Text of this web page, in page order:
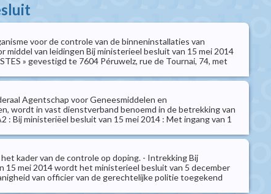
voor de controle van de binneninstallaties van
middel van leidingen Bij ministerieel besluit van 15 mei 2014
» gevestigd te 7604 Péruwelz, rue de Tournai, 74, met
Agentschap voor Geneesmiddelen en
wordt in vast dienstverband benoemd in de betrekking van
: Bij ministeriëel besluit van 15 mei 2014 : Met ingang van 1
kader van de controle op doping. - Intrekking Bij
15 mei 2014 wordt het ministerieel besluit van 5 december
van officier van de gerechtelijke politie toegekend